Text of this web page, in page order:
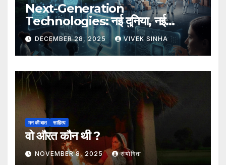
Next-Generation
Technologies: नई दुनिया, नई
संभावनाएँ, नया भविष्य
DECEMBER 28, 2025 VIVEK SINHA
मन की बात साहित्य
वो औरत कौन थी ?
NOVEMBER 8, 2025 संयोगिता